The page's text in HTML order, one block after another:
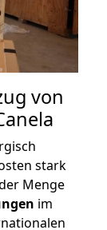
von
stark
Menge
im